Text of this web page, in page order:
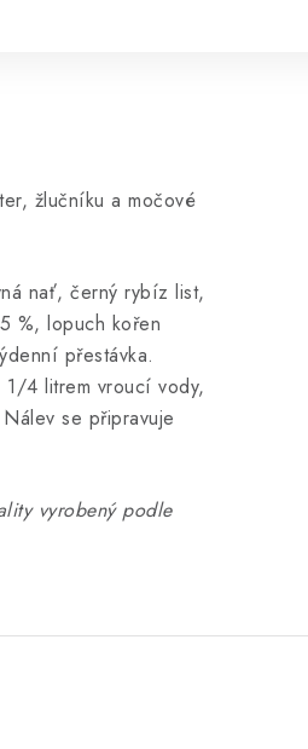
žlučníku a močové
nať, černý rybíz list,
%, lopuch kořen
přestávka.
1/4 litrem vroucí vody,
se připravuje
vyrobený podle